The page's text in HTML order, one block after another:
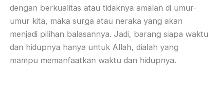
dengan berkualitas atau tidaknya amalan di umur-
umur kita, maka surga atau neraka yang akan
menjadi pilihan balasannya. Jadi, barang siapa waktu
dan hidupnya hanya untuk Allah, dialah yang
mampu memanfaatkan waktu dan hidupnya.